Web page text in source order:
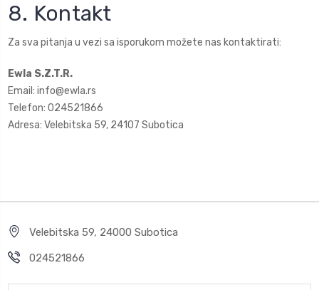
8. Kontakt
Za sva pitanja u vezi sa isporukom možete nas kontaktirati:
Ewla S.Z.T.R.
Email: info@ewla.rs
Telefon: 024521866
Adresa: Velebitska 59, 24107 Subotica
Velebitska 59, 24000 Subotica
024521866